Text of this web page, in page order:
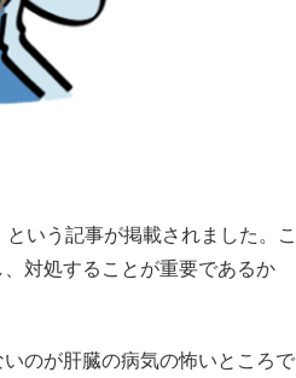
いう記事が掲載されました。こ
対処することが重要であるか
のが肝臓の病気の怖いところで